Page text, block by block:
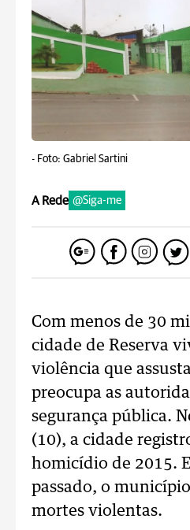
- Foto: Gabriel Sartini
A Rede @Siga-me
Com menos de 30
cidade de Reserva
violência que
preocupa as
segurança pública.
(10), a cidade
homicídio de 2015.
passado, o
mortes violentas.